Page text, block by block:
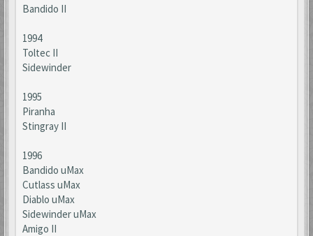
Bandido II
1994
Toltec II
Sidewinder
1995
Piranha
Stingray II
1996
Bandido uMax
Cutlass uMax
Diablo uMax
Sidewinder uMax
Amigo II